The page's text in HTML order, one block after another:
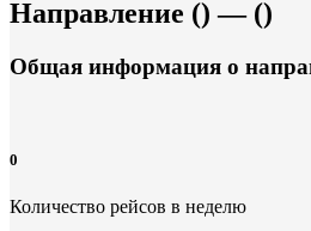
Направление () — ()
Общая информация о
0
Количество рейсов в неделю